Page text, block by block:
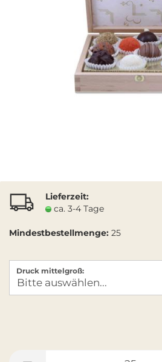
Lieferzeit:
ca. 3-4 Tage
Mindestbestellmenge: 25
Druck mittelgroß: